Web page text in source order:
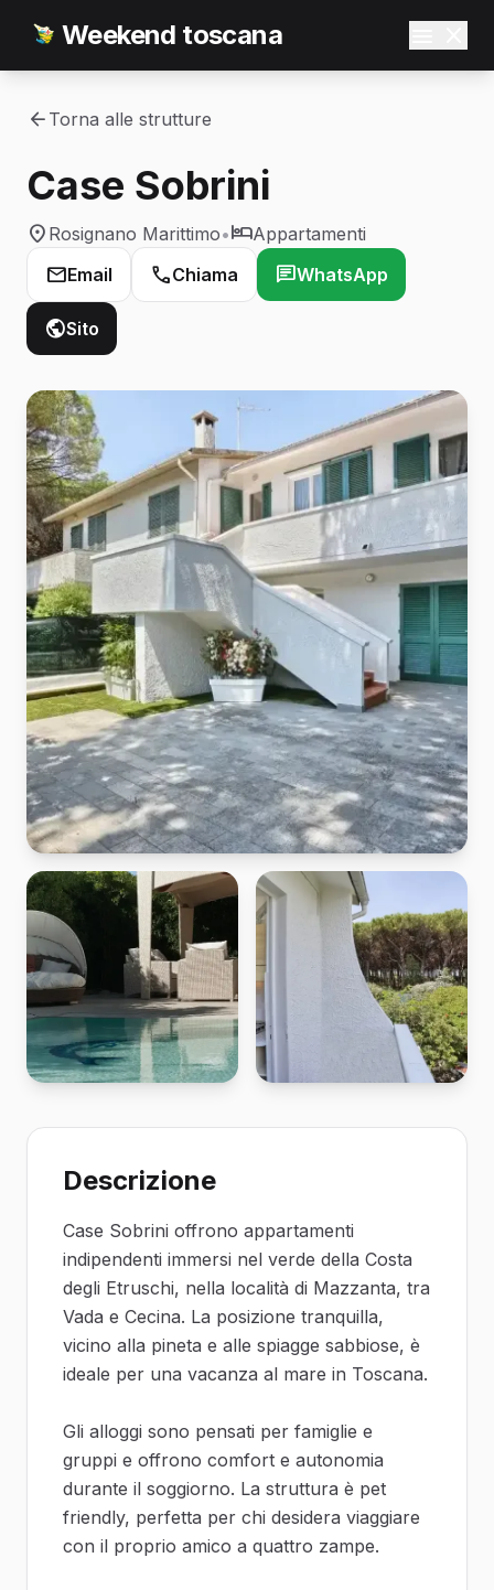
Weekend toscana
Torna alle strutture
Case Sobrini
Rosignano Marittimo•
Appartamenti
Email
Chiama WhatsApp
Sito
Descrizione
Case Sobrini offrono appartamenti
indipendenti immersi nel verde della Costa
degli Etruschi, nella località di Mazzanta, tra
Vada e Cecina. La posizione tranquilla,
vicino alla pineta e alle spiagge sabbiose, è
ideale per una vacanza al mare in Toscana.
Gli alloggi sono pensati per famiglie e
gruppi e offrono comfort e autonomia
durante il soggiorno. La struttura è pet
friendly, perfetta per chi desidera viaggiare
con il proprio amico a quattro zampe.